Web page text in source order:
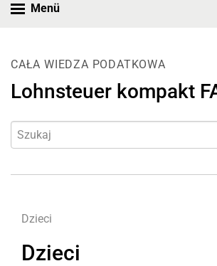
Menü
CAŁA WIEDZA PODATKOWA
Lohnsteuer kompakt
Dzieci
Dzieci